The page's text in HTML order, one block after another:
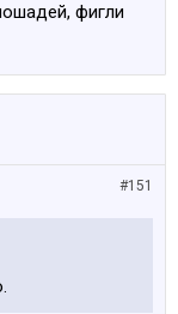
фигли
#151